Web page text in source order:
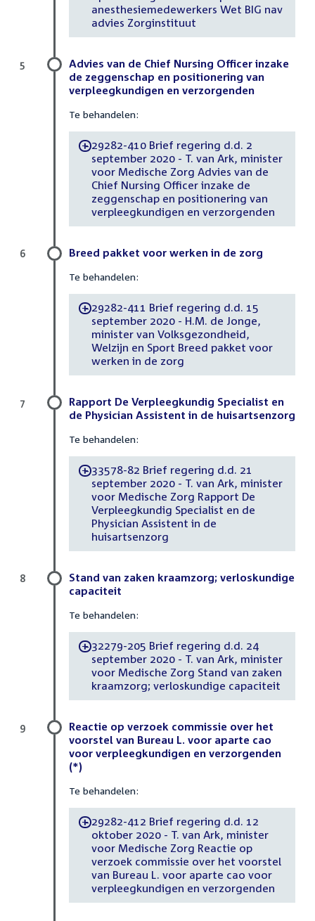
anesthesiemedewerkers Wet BIG nav
advies Zorginstituut
Advies van de Chief Nursing Officer inzake
de zeggenschap en positionering van
verpleegkundigen en verzorgenden
Te behandelen:
-29282-410 Brief regering d.d. 2
september 2020 - T. van Ark, minister
voor Medische Zorg Advies van de
Chief Nursing Officer inzake de
zeggenschap en positionering van
verpleegkundigen en verzorgenden
5
Breed pakket voor werken in de zorg
Te behandelen:
-29282-411 Brief regering d.d. 15
september 2020 - H.M. de Jonge,
minister van Volksgezondheid,
Welzijn en Sport Breed pakket voor
werken in de zorg
6
Rapport De Verpleegkundig Specialist en
de Physician Assistent in de huisartsenzorg
Te behandelen:
-33578-82 Brief regering d.d. 21
september 2020 - T. van Ark, minister
voor Medische Zorg Rapport De
Verpleegkundig Specialist en de
Physician Assistent in de
huisartsenzorg
7
Stand van zaken kraamzorg; verloskundige
capaciteit
Te behandelen:
-32279-205 Brief regering d.d. 24
september 2020 - T. van Ark, minister
voor Medische Zorg Stand van zaken
kraamzorg; verloskundige capaciteit
8
Reactie op verzoek commissie over het
voorstel van Bureau L. voor aparte cao
voor verpleegkundigen en verzorgenden
(*)
Te behandelen:
-29282-412 Brief regering d.d. 12
oktober 2020 - T. van Ark, minister
voor Medische Zorg Reactie op
verzoek commissie over het voorstel
van Bureau L. voor aparte cao voor
verpleegkundigen en verzorgenden
9